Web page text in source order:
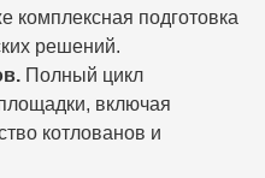
комплексная подготовка
решений.
Полный цикл
включая
котлованов и